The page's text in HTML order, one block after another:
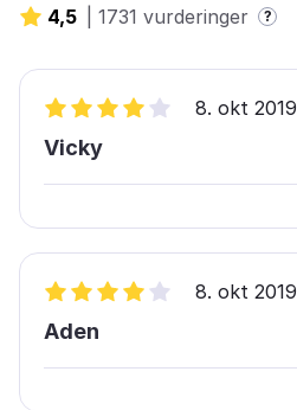
4,5 1731 vurderinger ?
8. okt 2019
Vicky
8. okt 2019
Aden